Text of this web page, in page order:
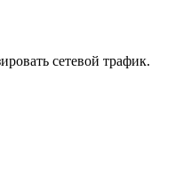
сетевой трафик.